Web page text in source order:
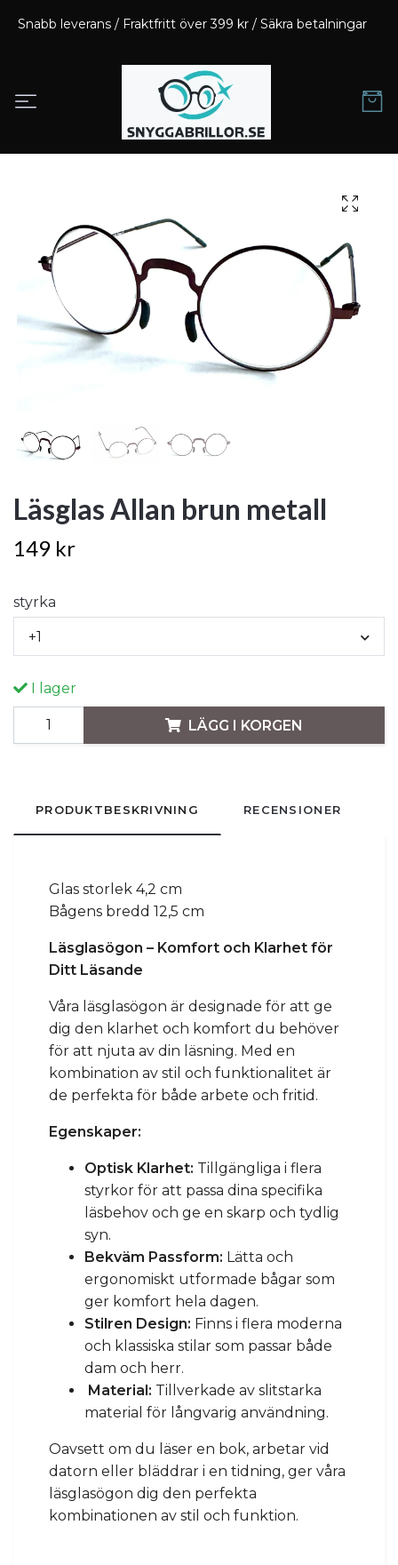
Snabb leverans / Fraktfritt över 399 kr / Säkra betalningar
Läsglas Allan brun metall
149 kr
styrka
+1
I lager
LÄGG I KORGEN
PRODUKTBESKRIVNING RECENSIONER
Glas storlek 4,2 cm
Bågens bredd 12,5 cm
Läsglasögon – Komfort och Klarhet för
Ditt Läsande
Våra läsglasögon är designade för att ge
dig den klarhet och komfort du behöver
för att njuta av din läsning. Med en
kombination av stil och funktionalitet är
de perfekta för både arbete och fritid.
Egenskaper:
Optisk Klarhet: Tillgängliga i flera
styrkor för att passa dina specifika
läsbehov och ge en skarp och tydlig
syn.
Bekväm Passform: Lätta och
ergonomiskt utformade bågar som
ger komfort hela dagen.
Stilren Design: Finns i flera moderna
och klassiska stilar som passar både
dam och herr.
Material: Tillverkade av slitstarka
material för långvarig användning.
Oavsett om du läser en bok, arbetar vid
datorn eller bläddrar i en tidning, ger våra
läsglasögon dig den perfekta
kombinationen av stil och funktion.